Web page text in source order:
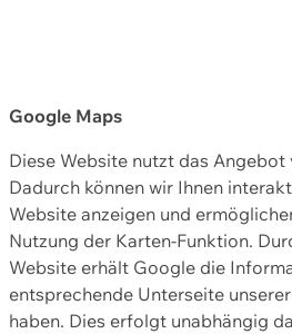
Google Maps
Diese Website nutzt das
Dadurch können wir Ihnen
Website anzeigen und
Nutzung der Karten-Funktion.
Website erhält Google die
entsprechende Unterseite
haben. Dies erfolgt unabhängig